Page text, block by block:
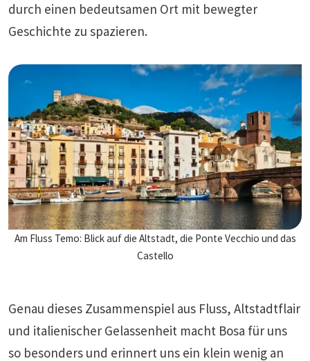
durch einen bedeutsamen Ort mit bewegter
Geschichte zu spazieren.
Am Fluss Temo: Blick auf die Altstadt, die Ponte Vecchio und das
Castello
Genau dieses Zusammenspiel aus Fluss, Altstadtflair
und italienischer Gelassenheit macht Bosa für uns
so besonders und erinnert uns ein klein wenig an